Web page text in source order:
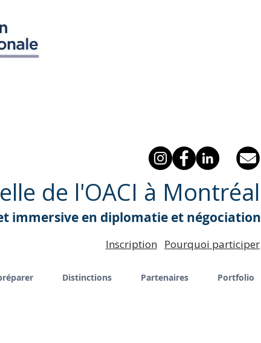
de l'OACI à Montréal
immersive en diplomatie et négociation
Inscription Pourquoi participer
Distinctions Partenaires Portfolio